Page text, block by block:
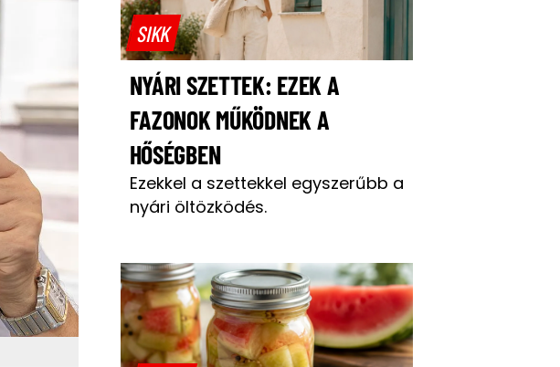
SIKK
NYÁRI SZETTEK: EZEK A
FAZONOK MŰKÖDNEK A
HŐSÉGBEN
Ezekkel a szettekkel egyszerűbb a
nyári öltözködés.